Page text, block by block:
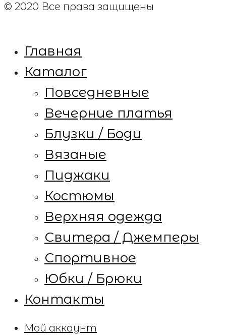
© 2020 Все права защищены
Главная
Каталог
Повседневные
Вечерние платья
Блузки / Боди
Вязаные
Пиджаки
Костюмы
Верхняя одежда
Свитера / Джемперы
Спортивное
Юбки / Брюки
Контакты
Мой аккаунт